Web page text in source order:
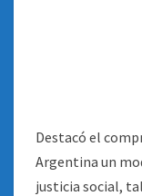
Destacó el
Argentina un
justicia social,